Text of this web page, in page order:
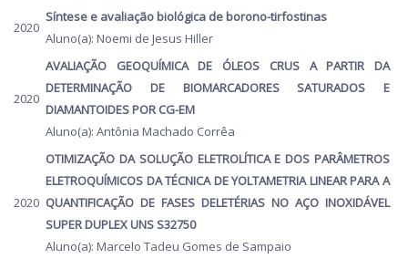
2020
Síntese e avaliação biológica de borono-tirfostinas
Aluno(a): Noemi de Jesus Hiller
2020
AVALIAÇÃO GEOQUÍMICA DE ÓLEOS CRUS A PARTIR DA
DETERMINAÇÃO DE BIOMARCADORES SATURADOS E
DIAMANTOIDES POR CG-EM
Aluno(a): Antônia Machado Corrêa
2020
OTIMIZAÇÃO DA SOLUÇÃO ELETROLÍTICA E DOS PARÂMETROS
ELETROQUÍMICOS DA TÉCNICA DE YOLTAMETRIA LINEAR PARA A
QUANTIFICAÇÃO DE FASES DELETÉRIAS NO AÇO INOXIDÁVEL
SUPER DUPLEX UNS S32750
Aluno(a): Marcelo Tadeu Gomes de Sampaio